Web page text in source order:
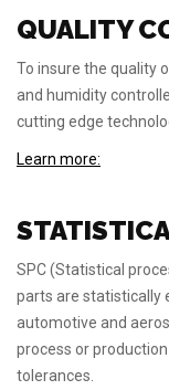
QUALITY
To insure the quality
and humidity
cutting edge
Learn more:
SPC (Statistical
parts are statistically
automotive and
process or
tolerances.